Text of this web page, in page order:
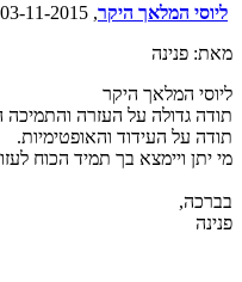
ליוסי המלאך היקר, 03-11-2015 04:12PM
מאת: פנינה
ליוסי המלאך היקר
תודה גדולה על העזרה והתמיכה
תודה על העידוד והאופטימיות.
מי יתן ויימצא בך תמיד הכוח
בברכה,
פנינה